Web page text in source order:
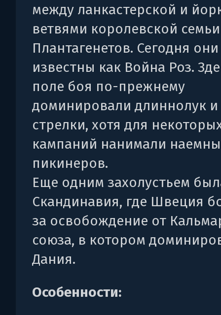
между ланкастерской и
ветвями королевской семьи
Плантагенетов. Сегодня они
известны как Война Роз.
поле боя по-прежнему
доминировали длиннолук
стрелки, хотя для
кампаний нанимали
пикинеров.
Еще одним захолустьем
Скандинавия, где Швеция
за освобождение от
союза, в котором
Дания.
Особенности: